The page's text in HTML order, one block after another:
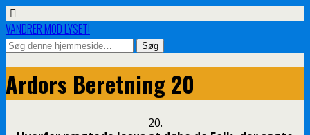
VANDRER MOD LYSET!
Ardors Beretning 20
20.